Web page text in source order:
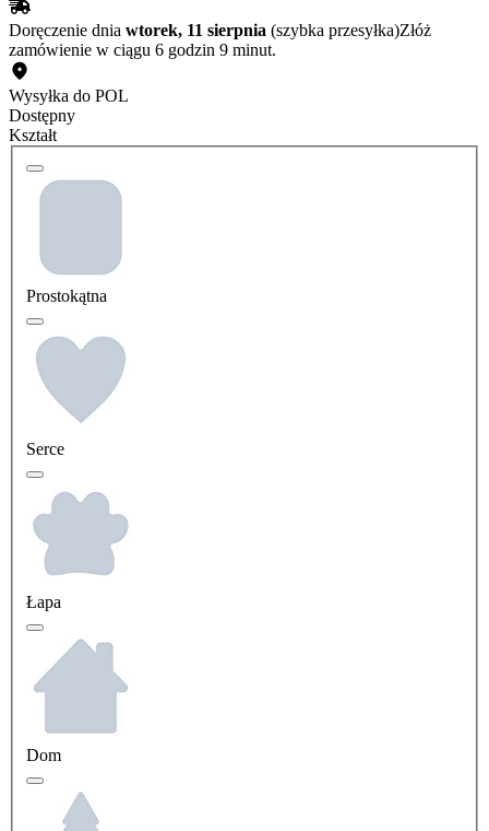
Doręczenie dnia wtorek, 11 sierpnia (szybka przesyłka)Złóż
zamówienie w ciągu 6 godzin 9 minut.
Wysyłka do POL
Dostępny
Kształt
Prostokątna
Serce
Łapa
Dom